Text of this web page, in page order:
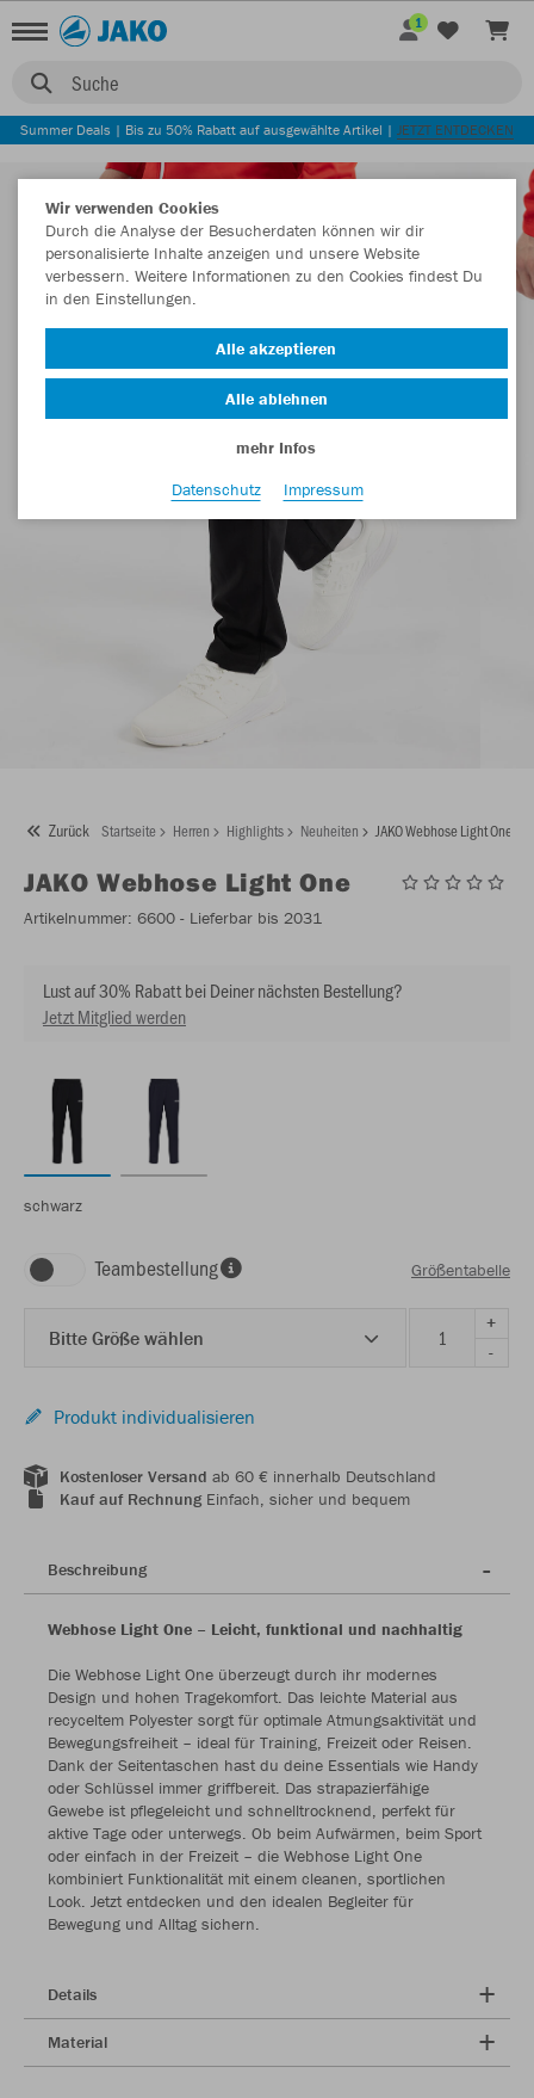
Suche
1
Summer Deals | Bis zu 50% Rabatt auf ausgewählte Artikel | JETZT ENTDECKEN
Zurück Startseite Herren Highlights Neuheiten JAKO Webhose Light One
JAKO Webhose Light One
Artikelnummer: 6600 - Lieferbar bis 2031
Lust auf 30% Rabatt bei Deiner nächsten Bestellung?
Jetzt Mitglied werden
schwarz
Teambestellung Größentabelle
Bitte Größe wählen
+
-
Produkt individualisieren
Kostenloser Versand ab 60 € innerhalb Deutschland
Kauf auf RechnungEinfach, sicher und bequem
Beschreibung
Webhose Light One – Leicht, funktional und nachhaltig
Die Webhose Light One überzeugt durch ihr modernes
Design und hohen Tragekomfort. Das leichte Material aus
recyceltem Polyester sorgt für optimale Atmungsaktivität und
Bewegungsfreiheit – ideal für Training, Freizeit oder Reisen.
Dank der Seitentaschen hast du deine Essentials wie Handy
oder Schlüssel immer griffbereit. Das strapazierfähige
Gewebe ist pflegeleicht und schnelltrocknend, perfekt für
aktive Tage oder unterwegs. Ob beim Aufwärmen, beim Sport
oder einfach in der Freizeit – die Webhose Light One
kombiniert Funktionalität mit einem cleanen, sportlichen
Look. Jetzt entdecken und den idealen Begleiter für
Bewegung und Alltag sichern.
Details
Material
Wir verwenden Cookies
Durch die Analyse der Besucherdaten können wir dir
personalisierte Inhalte anzeigen und unsere Website
verbessern. Weitere Informationen zu den Cookies findest Du
in den Einstellungen.
Alle akzeptieren
Alle ablehnen
mehr Infos
Datenschutz
Impressum